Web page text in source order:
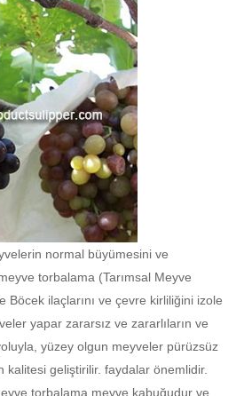
normal büyümesini ve
torbalama (Tarımsal Meyve
Böcek ilaçlarını ve çevre kirliliğini izole
yapar zararsız ve zararlıların ve
yüzey olgun meyveler pürüzsüz
kalitesi geliştirilir. faydalar önemlidir.
torbalama meyve kabuğudur ve